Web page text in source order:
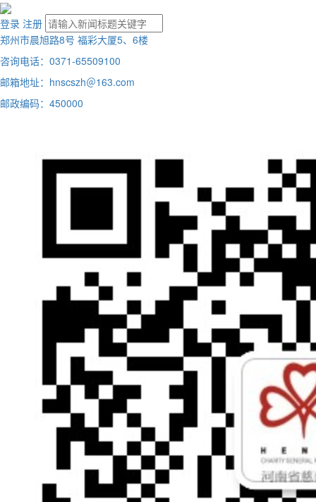
登录 注册
郑州市晨旭路8号 福彩大厦5、6楼
咨询电话：0371-65509100
邮箱地址：hnscszh＠163.com
邮政编码：450000